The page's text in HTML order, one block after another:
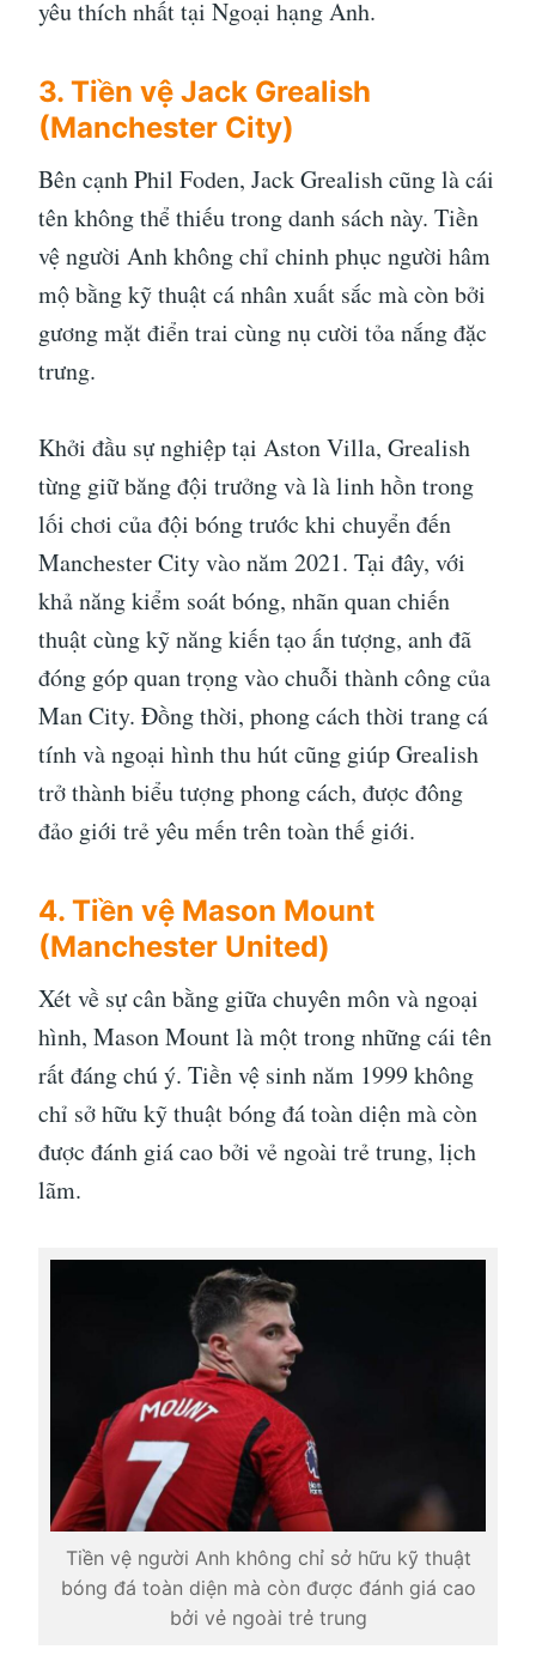
yêu thích nhất tại Ngoại hạng Anh.
3. Tiền vệ Jack Grealish
(Manchester City)
Bên cạnh Phil Foden, Jack Grealish cũng là cái
tên không thể thiếu trong danh sách này. Tiền
vệ người Anh không chỉ chinh phục người hâm
mộ bằng kỹ thuật cá nhân xuất sắc mà còn bởi
gương mặt điển trai cùng nụ cười tỏa nắng đặc
trưng.
Khởi đầu sự nghiệp tại Aston Villa, Grealish
từng giữ băng đội trưởng và là linh hồn trong
lối chơi của đội bóng trước khi chuyển đến
Manchester City vào năm 2021. Tại đây, với
khả năng kiểm soát bóng, nhãn quan chiến
thuật cùng kỹ năng kiến tạo ấn tượng, anh đã
đóng góp quan trọng vào chuỗi thành công của
Man City. Đồng thời, phong cách thời trang cá
tính và ngoại hình thu hút cũng giúp Grealish
trở thành biểu tượng phong cách, được đông
đảo giới trẻ yêu mến trên toàn thế giới.
4. Tiền vệ Mason Mount
(Manchester United)
Xét về sự cân bằng giữa chuyên môn và ngoại
hình, Mason Mount là một trong những cái tên
rất đáng chú ý. Tiền vệ sinh năm 1999 không
chỉ sở hữu kỹ thuật bóng đá toàn diện mà còn
được đánh giá cao bởi vẻ ngoài trẻ trung, lịch
lãm.
Tiền vệ người Anh không chỉ sở hữu kỹ thuật
bóng đá toàn diện mà còn được đánh giá cao
bởi vẻ ngoài trẻ trung